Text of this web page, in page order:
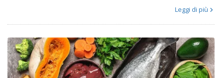
Leggi di più